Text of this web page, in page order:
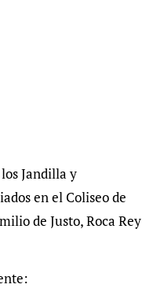
Jandilla y
en el Coliseo de
de Justo, Roca Rey